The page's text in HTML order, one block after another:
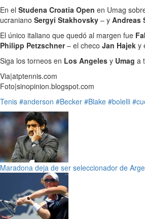
En el Studena Croatia Open en Umag
ucraniano Sergyi Stakhovsky – y Andreas
El único italiano que quedó al margen fue
Philipp Petzschner– el checo Jan Hajek y
Siga los torneos en Los Angeles y Umag a
Via|atptennis.com
Foto|sinopinion.blogspot.com
Tenis #anderson #Becker #Blake #bolelli
Maradona deja de ser seleccionador de